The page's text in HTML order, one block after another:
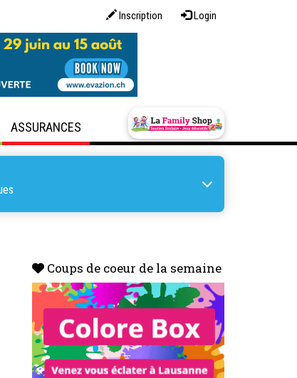
Inscription Login
ASSURANCES
Coups de coeur de la semaine